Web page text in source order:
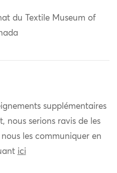
du Textile Museum of
supplémentaires
nous serions ravis de les
les communiquer en
ici